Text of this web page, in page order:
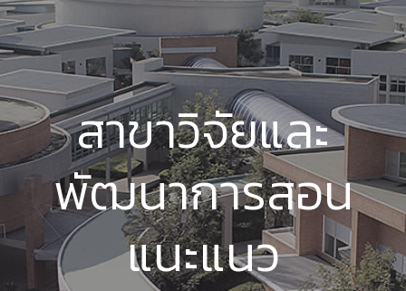
สาขาวิจัยและ
พัฒนาการสอน
แนะแนว